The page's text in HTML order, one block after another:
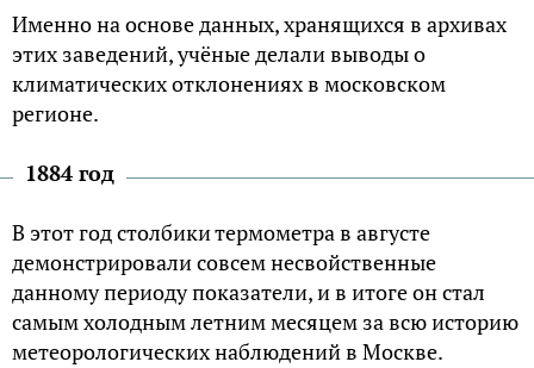
Именно на основе данных, хранящихся в архивах
этих заведений, учёные делали выводы о
климатических отклонениях в московском
регионе.
1884 год
В этот год столбики термометра в августе
демонстрировали совсем несвойственные
данному периоду показатели, и в итоге он стал
самым холодным летним месяцем за всю историю
метеорологических наблюдений в Москве.